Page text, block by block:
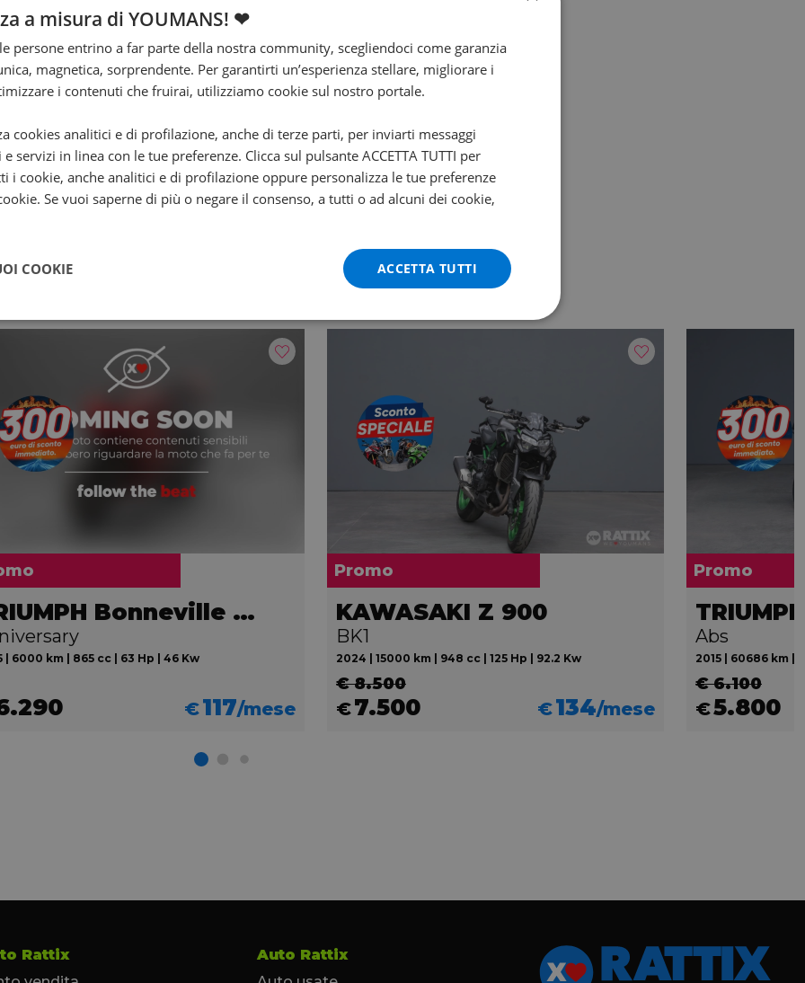
Regime
kw
Avviamento
Elettrico
TRIUMPH Bonneville 865 T100
| 6000 km | 865 cc | 63 Hp | 46 Kw
€117/mese
Promo
KAWASAKI Z 900
BK1
2024 | 15000 km | 948 cc | 125 Hp | 92.2 Kw
€ 8.500
€7.500 €134/mese
Promo
Abs
2015 | 60686 km |
€ 6.100
€5.800
Rattix
Auto Rattix
a misura di YOUMANS! ❤
persone entrino a far parte della nostra community, scegliendoci come garanzia
magnetica, sorprendente. Per garantirti un’esperienza stellare, migliorare i
i contenuti che fruirai, utilizziamo cookie sul nostro portale.
cookies analitici e di profilazione, anche di terze parti, per inviarti messaggi
servizi in linea con le tue preferenze. Clicca sul pulsante ACCETTA TUTTI per
i cookie, anche analitici e di profilazione oppure personalizza le tue preferenze
Se vuoi saperne di più o negare il consenso, a tutti o ad alcuni dei cookie,
ACCETTA TUTTI
COOKIE